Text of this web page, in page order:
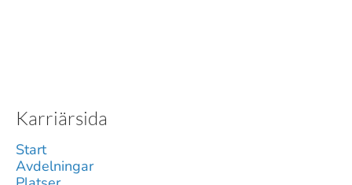
Karriärsida
Start
Avdelningar